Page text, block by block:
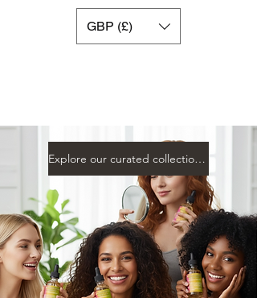
GBP (£)
Explore our curated collection to